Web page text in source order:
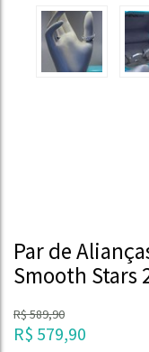
Par de
Smooth Stars
R$589,90
R$ 579,90